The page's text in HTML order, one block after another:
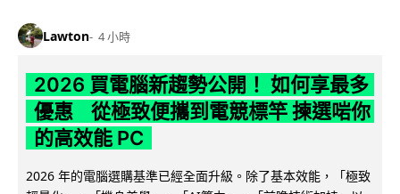
Lawton 4 小時
2026 買電腦新趨勢公開！ 如何享最多
優惠 從極致便攜到電競標竿 揀選啱你
的高效能 PC
2026 年的電腦選購基準已經全面升級。除了基本效能，「極致